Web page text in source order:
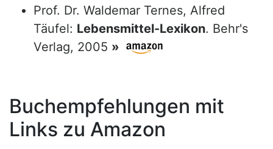
Prof. Dr. Waldemar Ternes, Alfred
Täufel: Lebensmittel-Lexikon. Behr's
Verlag, 2005 »
Buchempfehlungen mit
Links zu Amazon